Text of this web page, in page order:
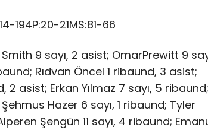
194P:20-21MS:81-66
Smith 9 sayı, 2 asist; OmarPrewitt 9
Rıdvan Öncel 1 ribaund, 3 asist;
2 asist; Erkan Yılmaz 7 sayı, 5 ribaund;
Hazer 6 sayı, 1 ribaund; Tyler
Şengün 11 sayı, 4 ribaund;